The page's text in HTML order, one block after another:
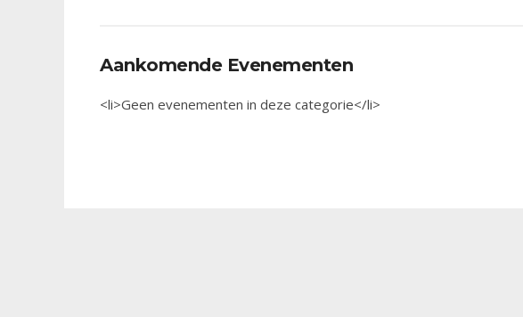
Aankomende Evenementen
<li>Geen evenementen in deze categorie</li>